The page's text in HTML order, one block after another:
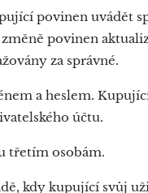
povinen uvádět
povinen
za správné.
a heslem.
účtu.
třetím osobám.
kdy kupující svůj